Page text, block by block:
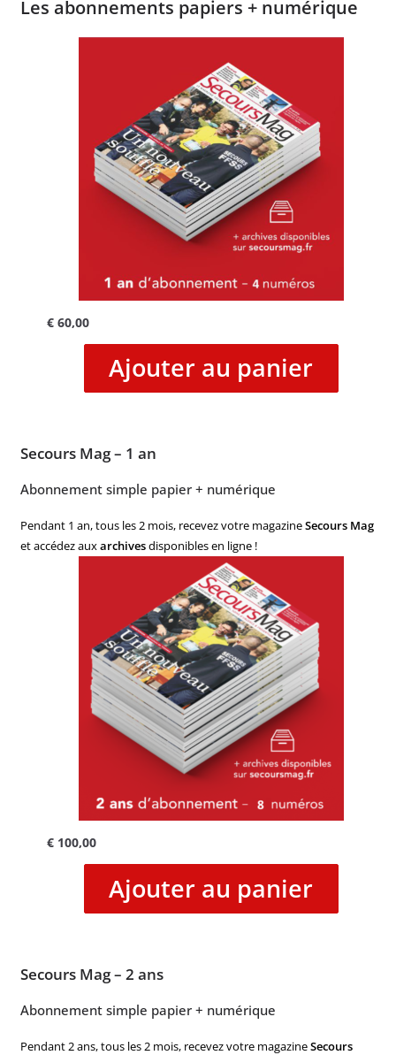
Les abonnements papiers + numérique
€60,00
Ajouter au panier
Secours Mag – 1 an
Abonnement simple papier + numérique
Pendant 1 an, tous les 2 mois, recevez votre magazineSecours Mag
et accédez auxarchivesdisponibles en ligne !
€100,00
Ajouter au panier
Secours Mag – 2 ans
Abonnement simple papier + numérique
Pendant 2 ans, tous les 2 mois, recevez votre magazineSecours